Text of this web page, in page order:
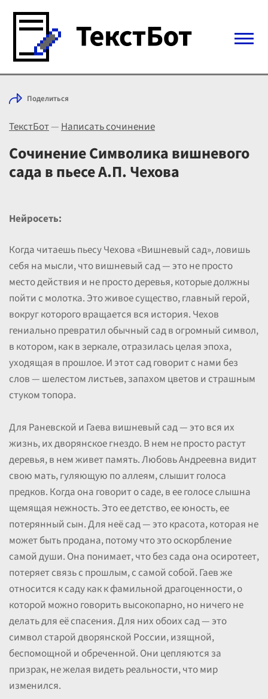
Войти с Telegram
Выбрать режим
Цены
Поделиться
ТекстБот—Написать сочинение
Сочинение Символика вишневого
сада в пьесе А.П. Чехова
Нейросеть:
Когда читаешь пьесу Чехова «Вишневый сад», ловишь
себя на мысли, что вишневый сад — это не просто
место действия и не просто деревья, которые должны
пойти с молотка. Это живое существо, главный герой,
вокруг которого вращается вся история. Чехов
гениально превратил обычный сад в огромный символ,
в котором, как в зеркале, отразилась целая эпоха,
уходящая в прошлое. И этот сад говорит с нами без
слов — шелестом листьев, запахом цветов и страшным
стуком топора.
Для Раневской и Гаева вишневый сад — это вся их
жизнь, их дворянское гнездо. В нем не просто растут
деревья, в нем живет память. Любовь Андреевна видит
свою мать, гуляющую по аллеям, слышит голоса
предков. Когда она говорит о саде, в ее голосе слышна
щемящая нежность. Это ее детство, ее юность, ее
потерянный сын. Для неё сад — это красота, которая не
может быть продана, потому что это оскорбление
самой души. Она понимает, что без сада она осиротеет,
потеряет связь с прошлым, с самой собой. Гаев же
относится к саду как к фамильной драгоценности, о
которой можно говорить высокопарно, но ничего не
делать для её спасения. Для них обоих сад — это
символ старой дворянской России, изящной,
беспомощной и обреченной. Они цепляются за
призрак, не желая видеть реальности, что мир
изменился.